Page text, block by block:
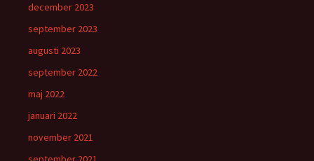
december 2023
september 2023
augusti 2023
september 2022
maj 2022
januari 2022
november 2021